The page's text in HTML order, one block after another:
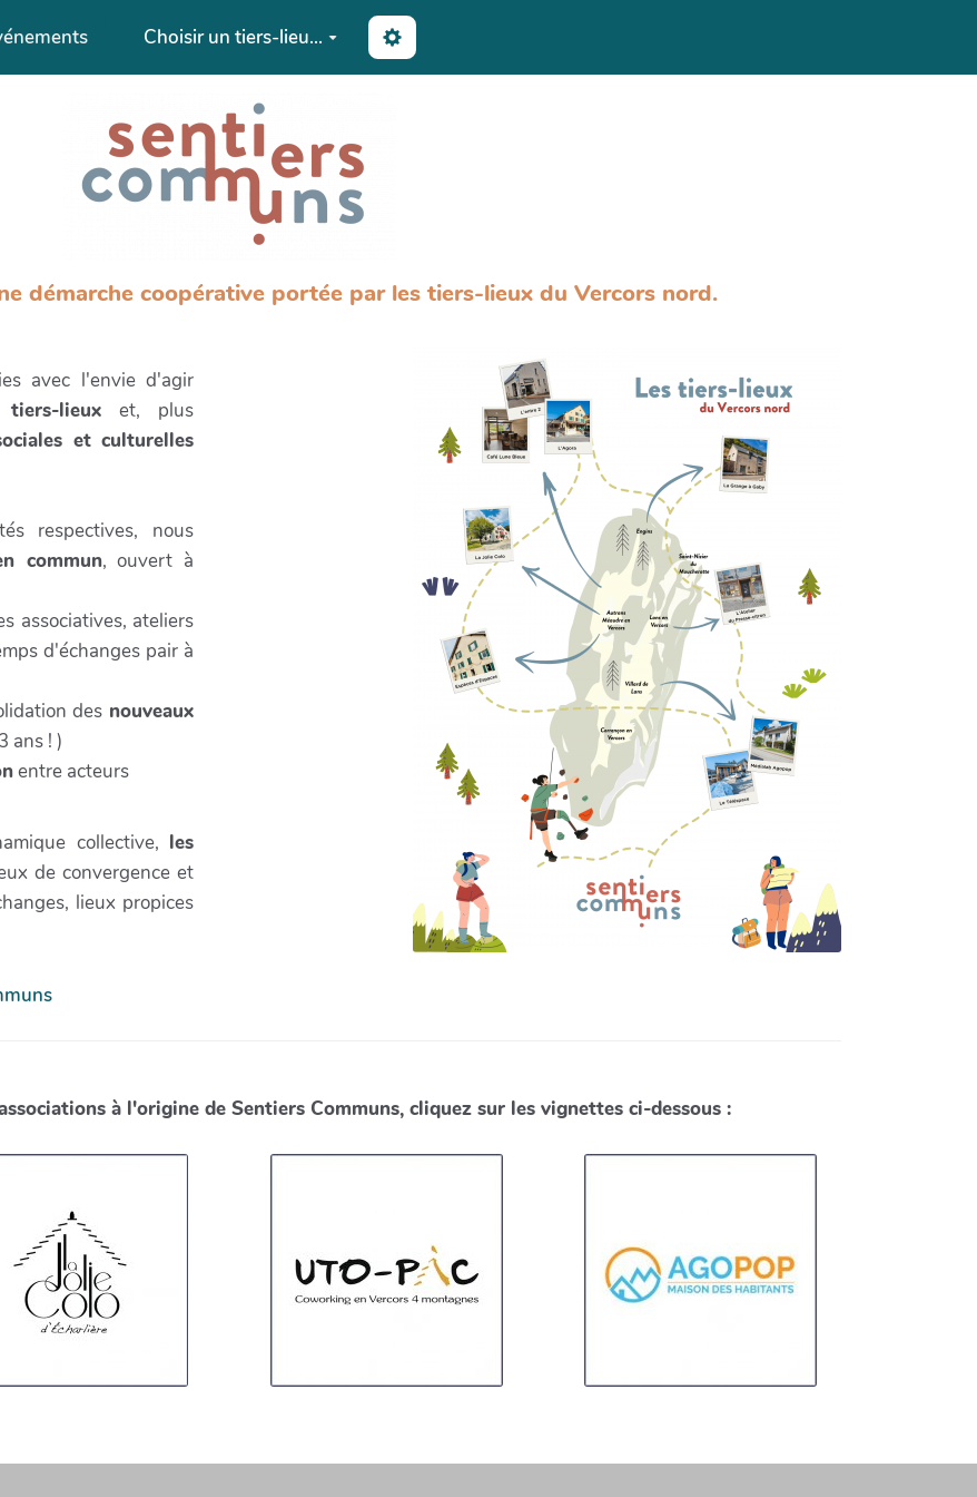
Choisir un tiers-lieu...
démarche coopérative portée par les tiers-lieux du Vercors nord.
avec l'envie d'agir
tiers-lieux et, plus
et culturelles
respectives, nous
commun, ouvert à
associatives, ateliers
d'échanges pair à
des nouveaux
ans ! )
entre acteurs
collective, les
de convergence et
lieux propices
à l'origine de Sentiers Communs, cliquez sur les vignettes ci-dessous :